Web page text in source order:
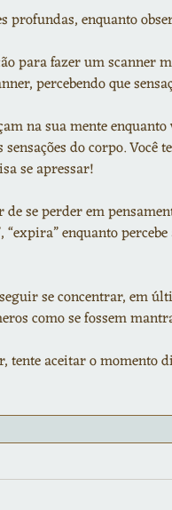
profundas, enquanto
para fazer um scanner
percebendo que
na sua mente
sensações do corpo.
se apressar!
se perder em
enquanto
se concentrar, em
como se fossem
tente aceitar o momento